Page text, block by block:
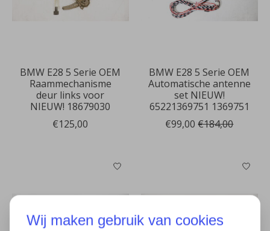
BMW E28 5 Serie OEM
Raammechanisme
deur links voor
NIEUW! 18679030
€125,00
BMW E28 5 Serie OEM
Automatische antenne
set NIEUW!
65221369751 1369751
€99,00 €184,00
Wij maken gebruik van cookies